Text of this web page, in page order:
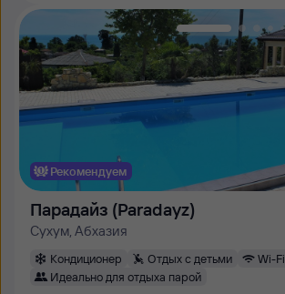
Рекомендуем
Парадайз (Paradayz)
Сухум, Абхазия
Кондиционер Отдых с детьми
Wi-Fi
Идеально для отдыха парой